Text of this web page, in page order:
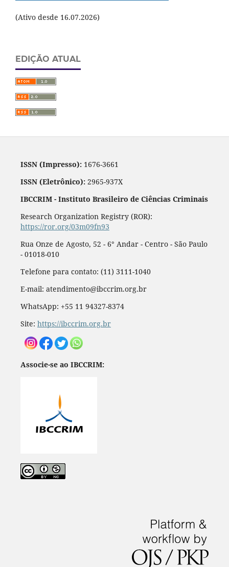
(Ativo desde 16.07.2026)
EDIÇÃO ATUAL
ISSN (Impresso):1676-3661
ISSN (Eletrônico):2965-937X
IBCCRIM - Instituto Brasileiro de Ciências Criminais
Research Organization Registry (ROR):
https://ror.org/03m09fn93
Rua Onze de Agosto, 52 - 6° Andar - Centro - São Paulo
- 01018-010
Telefone para contato: (11) 3111-1040
E-mail: atendimento@ibccrim.org.br
WhatsApp: +55 11 94327-8374
Site: https://ibccrim.org.br
Associe-se ao IBCCRIM: